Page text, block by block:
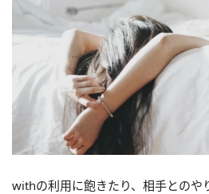
withの利用に飽きたり、相手とのや